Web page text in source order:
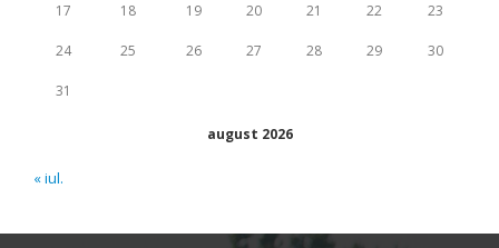
august 2026
17 18 19 20 21 22 23
24 25 26 27 28 29 30
31
« iul.